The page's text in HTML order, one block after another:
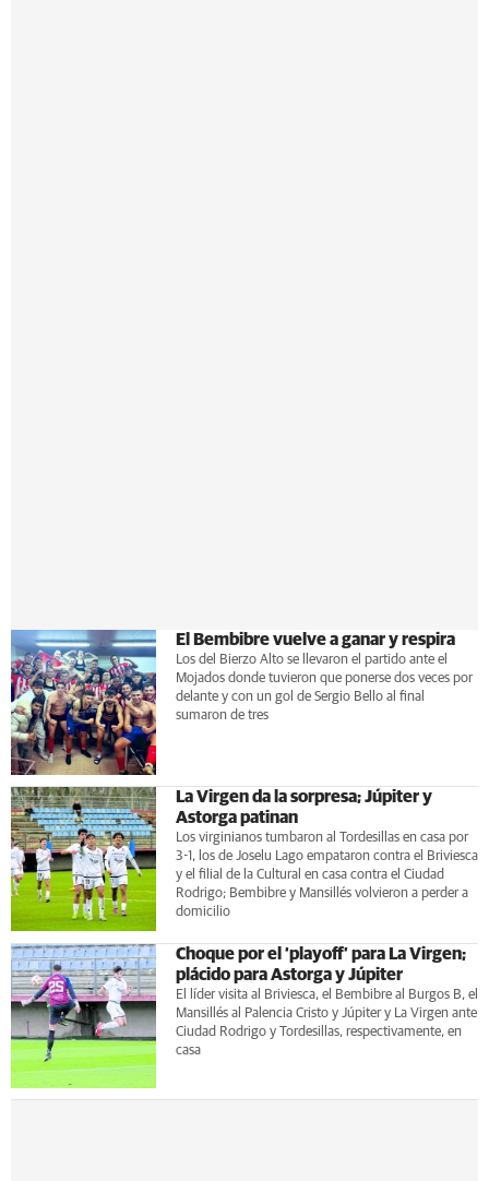
El Bembibre vuelve a ganar y respira
Los del Bierzo Alto se llevaron el partido ante el
Mojados donde tuvieron que ponerse dos veces por
delante y con un gol de Sergio Bello al final
sumaron de tres
La Virgen da la sorpresa; Júpiter y
Astorga patinan
Los virginianos tumbaron al Tordesillas en casa por
3-1, los de Joselu Lago empataron contra el Briviesca
y el filial de la Cultural en casa contra el Ciudad
Rodrigo; Bembibre y Mansillés volvieron a perder a
domicilio
Choque por el ‘playoff’ para La Virgen;
plácido para Astorga y Júpiter
El líder visita al Briviesca, el Bembibre al Burgos B, el
Mansillés al Palencia Cristo y Júpiter y La Virgen ante
Ciudad Rodrigo y Tordesillas, respectivamente, en
casa